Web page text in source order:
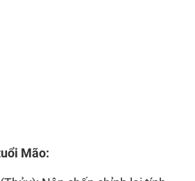
Mão: